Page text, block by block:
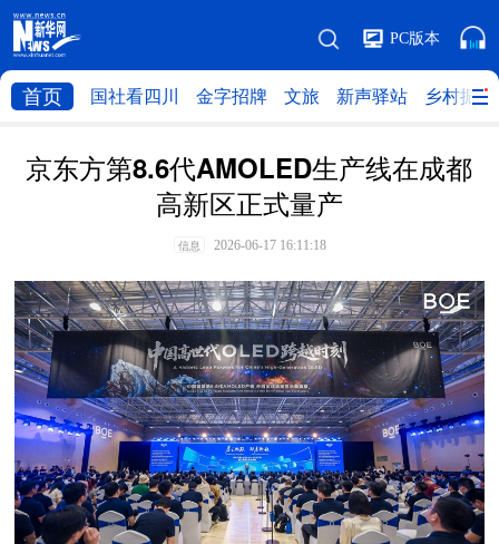
PC版本
首页 国社看四川 金字招牌 文旅 新声驿站 乡村振兴
京东方第8.6代AMOLED生产线在成都
高新区正式量产
信息 2026-06-17 16:11:18